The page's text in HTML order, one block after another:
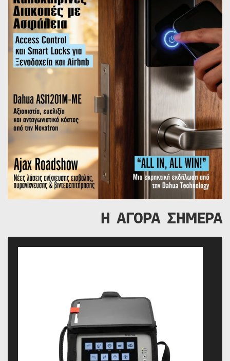
Η ΑΓΟΡΑ ΣΗΜΕΡΑ